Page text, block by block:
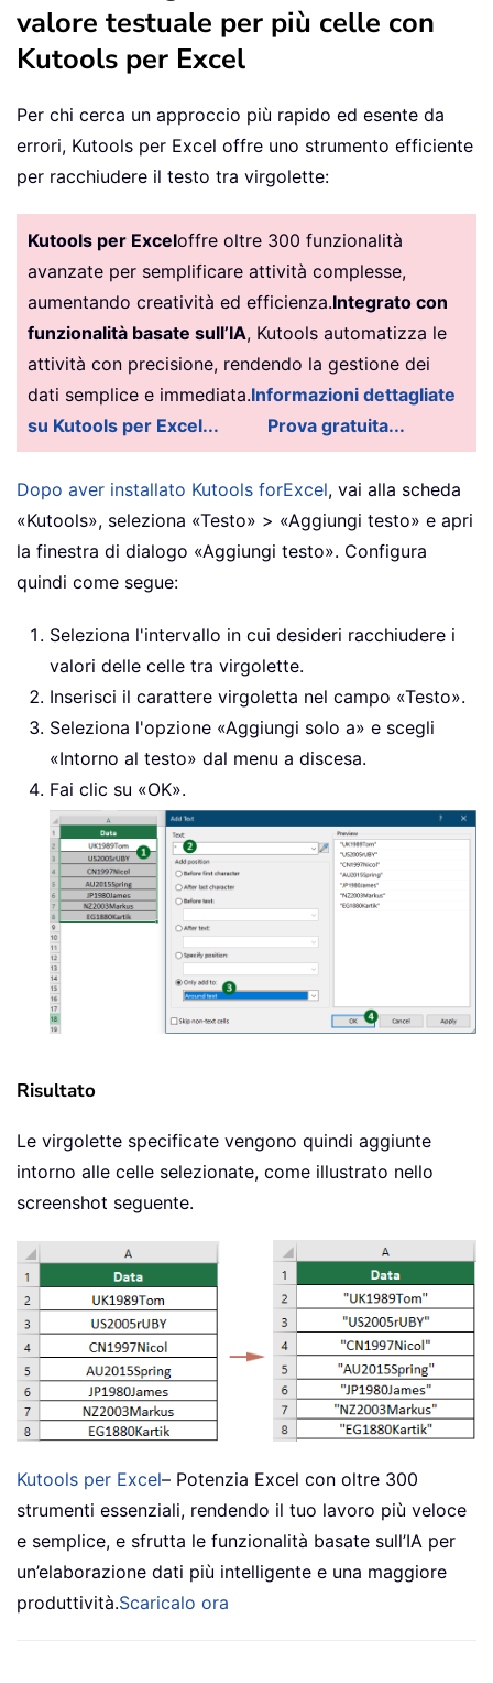
valore testuale per più celle con
Kutools per Excel
Per chi cerca un approccio più rapido ed esente da
errori, Kutools per Excel offre uno strumento efficiente
per racchiudere il testo tra virgolette:
Kutools per Exceloffre oltre 300 funzionalità
avanzate per semplificare attività complesse,
aumentando creatività ed efficienza.Integrato con
funzionalità basate sull’IA, Kutools automatizza le
attività con precisione, rendendo la gestione dei
dati semplice e immediata.Informazioni dettagliate
su Kutools per Excel...
Prova gratuita...
Dopo aver installato Kutools forExcel, vai alla scheda
«Kutools», seleziona «Testo» > «Aggiungi testo» e apri
la finestra di dialogo «Aggiungi testo». Configura
quindi come segue:
Seleziona l'intervallo in cui desideri racchiudere i
valori delle celle tra virgolette.
Inserisci il carattere virgoletta nel campo «Testo».
Seleziona l'opzione «Aggiungi solo a» e scegli
«Intorno al testo» dal menu a discesa.
Fai clic su «OK».
Risultato
Le virgolette specificate vengono quindi aggiunte
intorno alle celle selezionate, come illustrato nello
screenshot seguente.
Kutools per Excel– Potenzia Excel con oltre 300
strumenti essenziali, rendendo il tuo lavoro più veloce
e semplice, e sfrutta le funzionalità basate sull’IA per
un’elaborazione dati più intelligente e una maggiore
produttività.Scaricalo ora